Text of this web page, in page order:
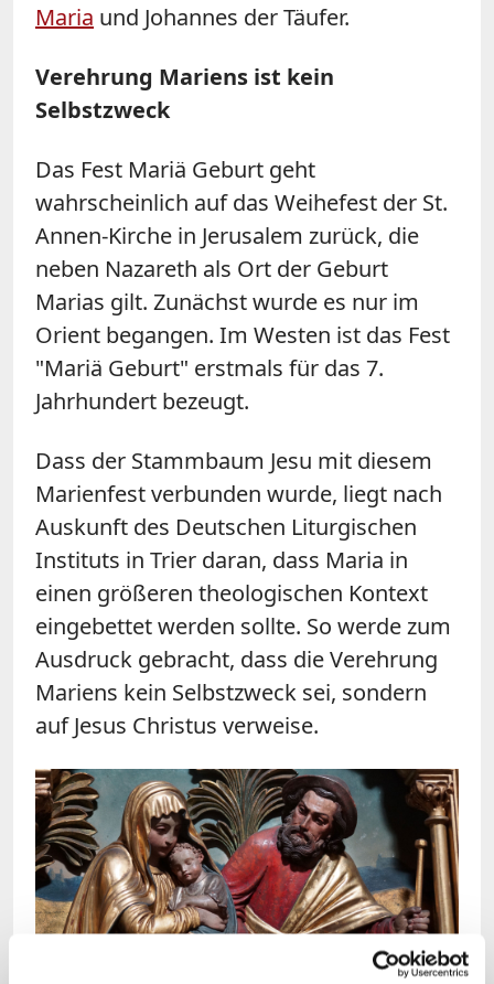
Maria und Johannes der Täufer.
Verehrung Mariens ist kein
Selbstzweck
Das Fest Mariä Geburt geht
wahrscheinlich auf das Weihefest der St.
Annen-Kirche in Jerusalem zurück, die
neben Nazareth als Ort der Geburt
Marias gilt. Zunächst wurde es nur im
Orient begangen. Im Westen ist das Fest
"Mariä Geburt" erstmals für das 7.
Jahrhundert bezeugt.
Dass der Stammbaum Jesu mit diesem
Marienfest verbunden wurde, liegt nach
Auskunft des Deutschen Liturgischen
Instituts in Trier daran, dass Maria in
einen größeren theologischen Kontext
eingebettet werden sollte. So werde zum
Ausdruck gebracht, dass die Verehrung
Mariens kein Selbstzweck sei, sondern
auf Jesus Christus verweise.
Bild: © katholisch.de